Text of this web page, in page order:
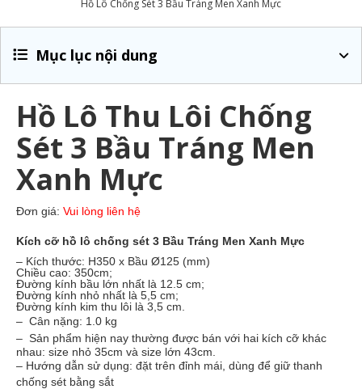
Hồ Lô Chống Sét 3 Bầu Tráng Men Xanh Mực
Mục lục nội dung
Hồ Lô Thu Lôi Chống
Sét 3 Bầu Tráng Men
Xanh Mực
Đơn giá: Vui lòng liên hệ
Kích cỡ hồ lô chống sét 3 Bầu Tráng Men Xanh Mực
– Kích thước: H350 x Bầu Ø125 (mm)
Chiều cao: 350cm;
Đường kính bầu lớn nhất là 12.5 cm;
Đường kính nhỏ nhất là 5,5 cm;
Đường kính kim thu lôi là 3,5 cm.
– Cân nặng: 1.0 kg
– Sản phẩm hiện nay thường được bán với hai kích cỡ khác
nhau: size nhỏ 35cm và size lớn 43cm.
– Hướng dẫn sử dụng: đặt trên đỉnh mái, dùng để giữ thanh
chống sét bằng sắt